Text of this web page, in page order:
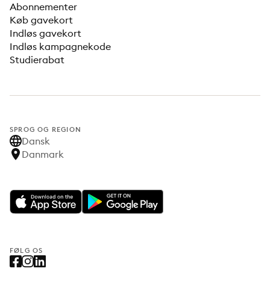
Abonnementer
Køb gavekort
Indløs gavekort
Indløs kampagnekode
Studierabat
SPROG OG REGION
Dansk
Danmark
FØLG OS